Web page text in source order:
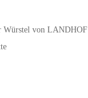
Würstel von LANDHOF